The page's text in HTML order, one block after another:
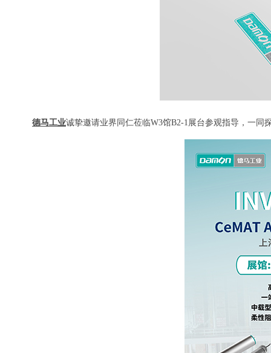
德马工业诚挚邀请业界同仁莅临W3馆B2-1展台参观指导，一同